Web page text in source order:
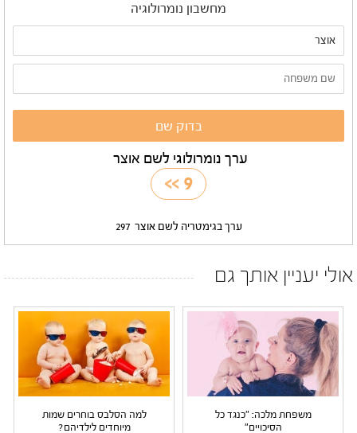
מחשבון נומרולוגיה
ערך נומרולוגי לשם אוצר
9
>>
ערך בגימטריה לשם אוצר 297
אולי יעניין אותך גם
משפחת מלכה: "כנגד כל
הסיכויים"
למה הסלבס בוחרים שמות
מיוחדים לילדיהם?